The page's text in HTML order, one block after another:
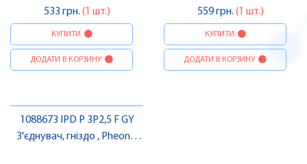
533 грн. (1 шт.)
КУПИТИ
ДОДАТИ В КОРЗИНУ
559 грн. (1 шт.)
КУПИТИ
ДОДАТИ В КОРЗИНУ
1088673 IPD P 3P2,5 F GY
З'єднувач, гніздо , Pheonix